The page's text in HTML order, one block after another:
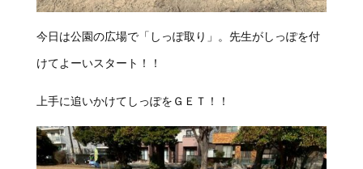
今日は公園の広場で「しっぽ取り」。先生がしっぽを付
けてよーいスタート！！
上手に追いかけてしっぽをＧＥＴ！！